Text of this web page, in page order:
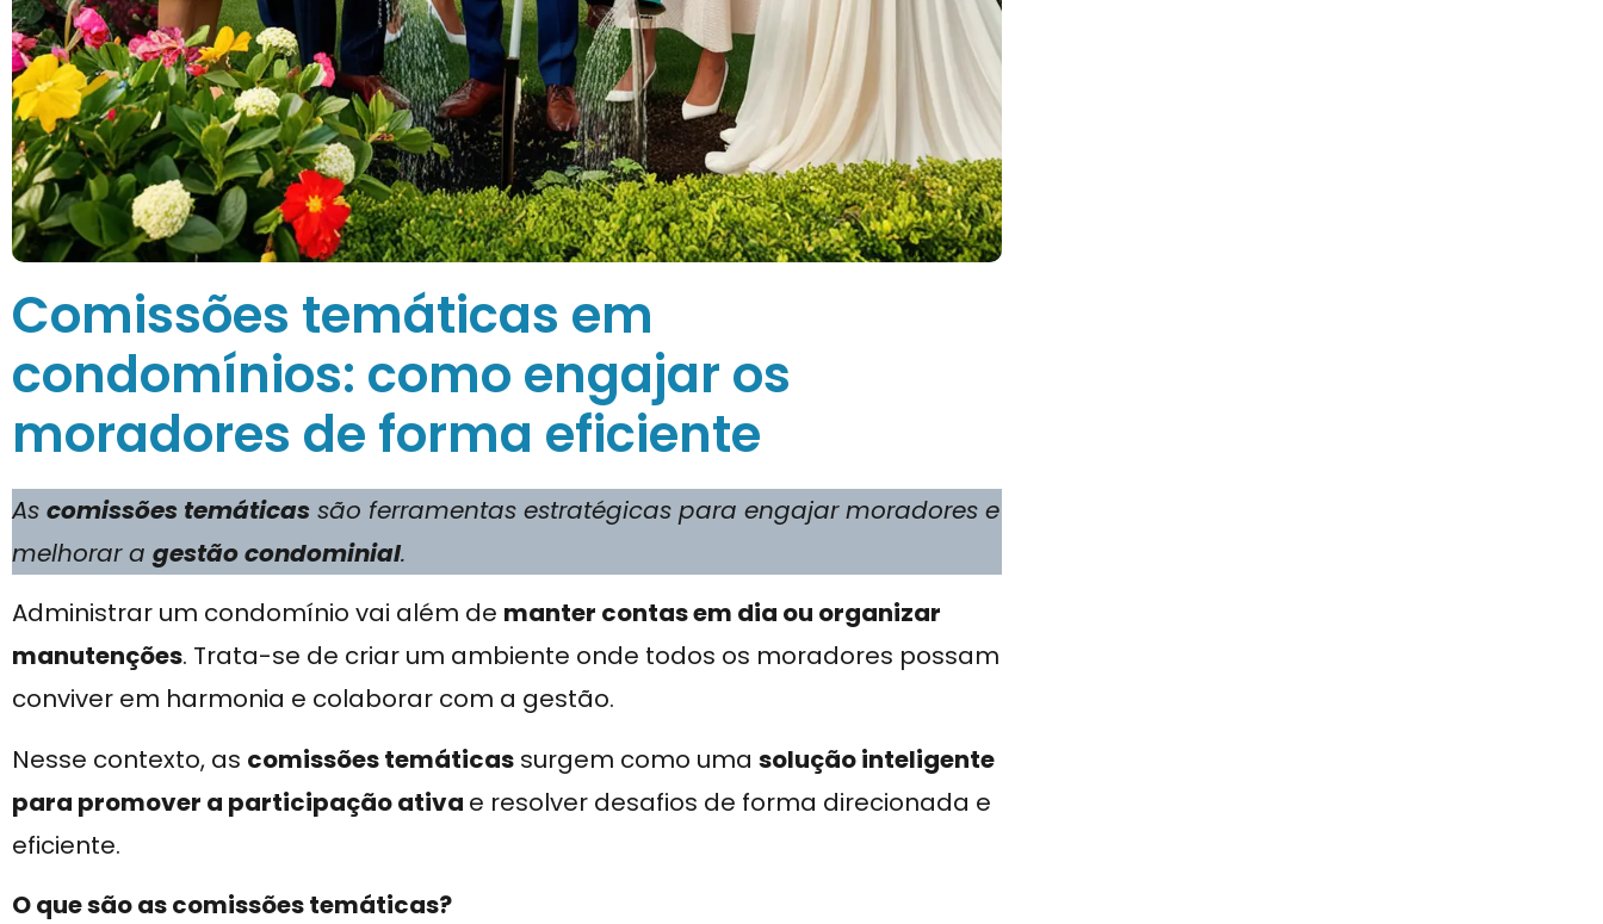
Comissões temáticas em
condomínios: como engajar os
moradores de forma eficiente
As comissões temáticas são ferramentas estratégicas para engajar moradores e
melhorar a gestão condominial.
Administrar um condomínio vai além de manter contas em dia ou organizar
manutenções. Trata-se de criar um ambiente onde todos os moradores possam
conviver em harmonia e colaborar com a gestão.
Nesse contexto, as comissões temáticas surgem como uma solução inteligente
para promover a participação ativa e resolver desafios de forma direcionada e
eficiente.
O que são as comissões temáticas?